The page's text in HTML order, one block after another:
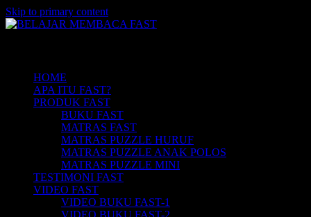
Skip to primary content
Game Belajar Membaca | Cara Belajar
Membaca | Hub: 08233 100 4433
HOME
APA ITU FAST?
PRODUK FAST
BUKU FAST
MATRAS FAST
MATRAS PUZZLE HURUF
MATRAS PUZZLE ANAK POLOS
MATRAS PUZZLE MINI
TESTIMONI FAST
VIDEO FAST
VIDEO BUKU FAST-1